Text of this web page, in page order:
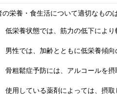
の栄養・食生活について適切なもの
低栄養状態では、筋力の低下によ
男性では、加齢とともに低栄養傾
骨粗鬆症予防には、アルコールを
使用している薬剤によっては、摂